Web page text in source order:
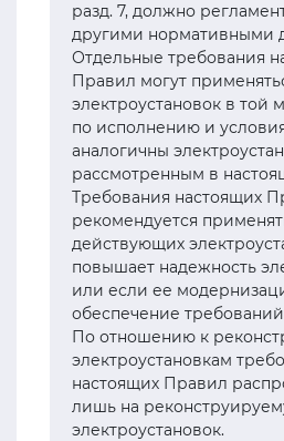
разд. 7, должно
другими нормативными
Отдельные требования
Правил могут
электроустановок в той
по исполнению и
аналогичны
рассмотренным в
Требования настоящих
рекомендуется
действующих
повышает надежность
или если ее
обеспечение
По отношению к
электроустановкам
настоящих Правил
лишь на
электроустановок.